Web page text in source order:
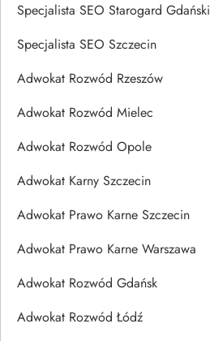
Specjalista SEO Starogard Gdański
Specjalista SEO Szczecin
Adwokat Rozwód Rzeszów
Adwokat Rozwód Mielec
Adwokat Rozwód Opole
Adwokat Karny Szczecin
Adwokat Prawo Karne Szczecin
Adwokat Prawo Karne Warszawa
Adwokat Rozwód Gdańsk
Adwokat Rozwód Łódź